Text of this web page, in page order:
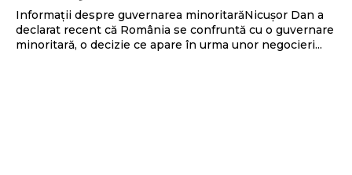
Informații despre guvernarea minoritarăNicușor Dan a
declarat recent că România se confruntă cu o guvernare
minoritară, o decizie ce apare în urma unor negocieri...